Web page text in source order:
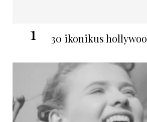
1 30 ikonikus